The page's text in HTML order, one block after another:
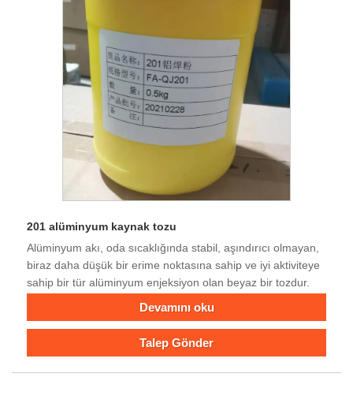
201 alüminyum kaynak tozu
Alüminyum akı, oda sıcaklığında stabil, aşındırıcı olmayan,
biraz daha düşük bir erime noktasına sahip ve iyi aktiviteye
sahip bir tür alüminyum enjeksiyon olan beyaz bir tozdur.
Devamını oku
Talep Gönder